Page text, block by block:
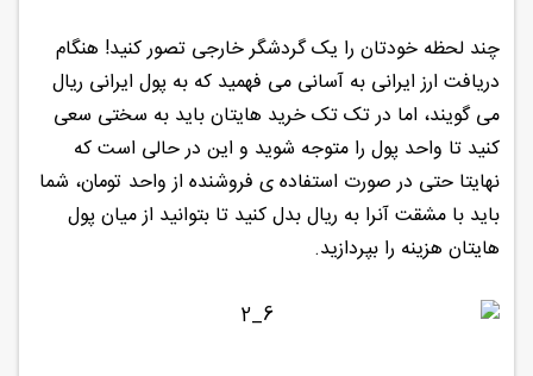
چند لحظه خودتان را یک گردشگر خارجی تصور کنید! هنگام
دریافت ارز ایرانی به آسانی می فهمید که به پول ایرانی ریال
می گویند، اما در تک تک خرید هایتان باید به سختی سعی
کنید تا واحد پول را متوجه شوید و این در حالی است که
نهایتا حتی در صورت استفاده ی فروشنده از واحد تومان، شما
باید با مشقت آنرا به ریال بدل کنید تا بتوانید از میان پول
هایتان هزینه را بپردازید.